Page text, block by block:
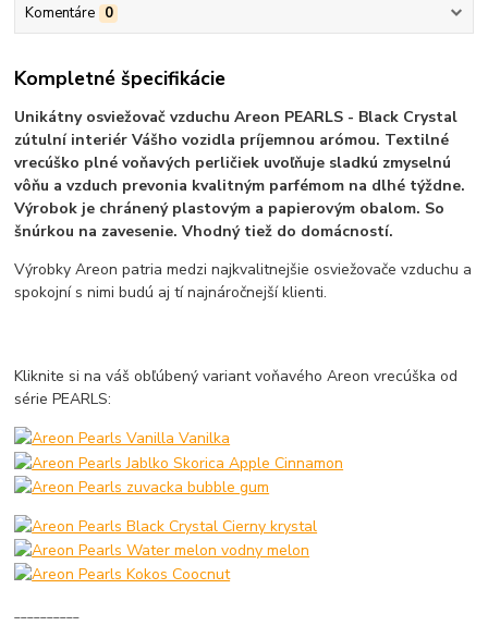
Komentáre 0
Kompletné špecifikácie
Unikátny osviežovač vzduchu Areon PEARLS - Black Crystal
zútulní interiér Vášho vozidla príjemnou arómou. Textilné
vrecúško plné voňavých perličiek uvoľňuje sladkú zmyselnú
vôňu a vzduch prevonia kvalitným parfémom na dlhé týždne.
Výrobok je chránený plastovým a papierovým obalom. So
šnúrkou na zavesenie. Vhodný tiež do domácností.
Výrobky Areon patria medzi najkvalitnejšie osviežovače vzduchu a
spokojní s nimi budú aj tí najnáročnejší klienti.
Kliknite si na váš obľúbený variant voňavého Areon vrecúška od
série PEARLS: